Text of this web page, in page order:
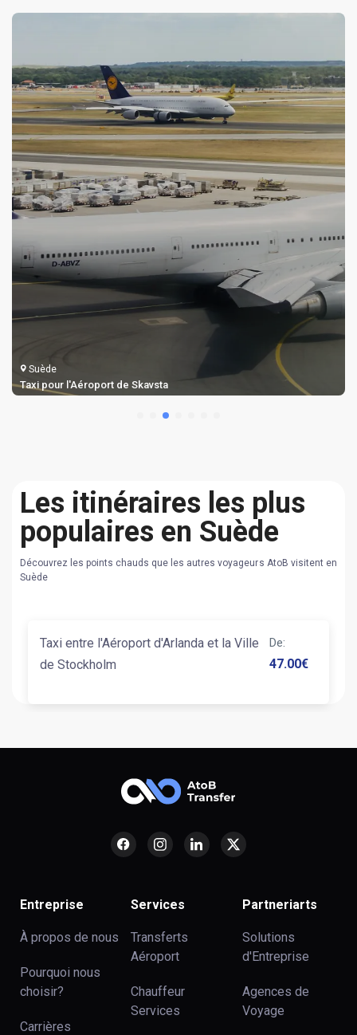
Suède
Taxi pour l'Aéroport de Skavsta
Les itinéraires les plus
populaires en Suède
Découvrez les points chauds que les autres voyageurs AtoB visitent en
Suède
Taxi entre l'Aéroport d'Arlanda et la Ville
de Stockholm
De:
47.00€
Entreprise
À propos de nous
Pourquoi nous
choisir?
Carrières
Services
Transferts
Aéroport
Chauffeur
Services
Partneriarts
Solutions
d'Entreprise
Agences de
Voyage